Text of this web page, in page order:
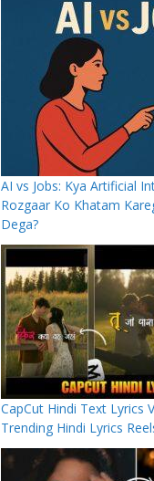
AI vs Jobs: Kya Artificial
Rozgaar Ko Khatam
Dega?
CapCut Hindi Text Lyrics
Trending Hindi Lyrics